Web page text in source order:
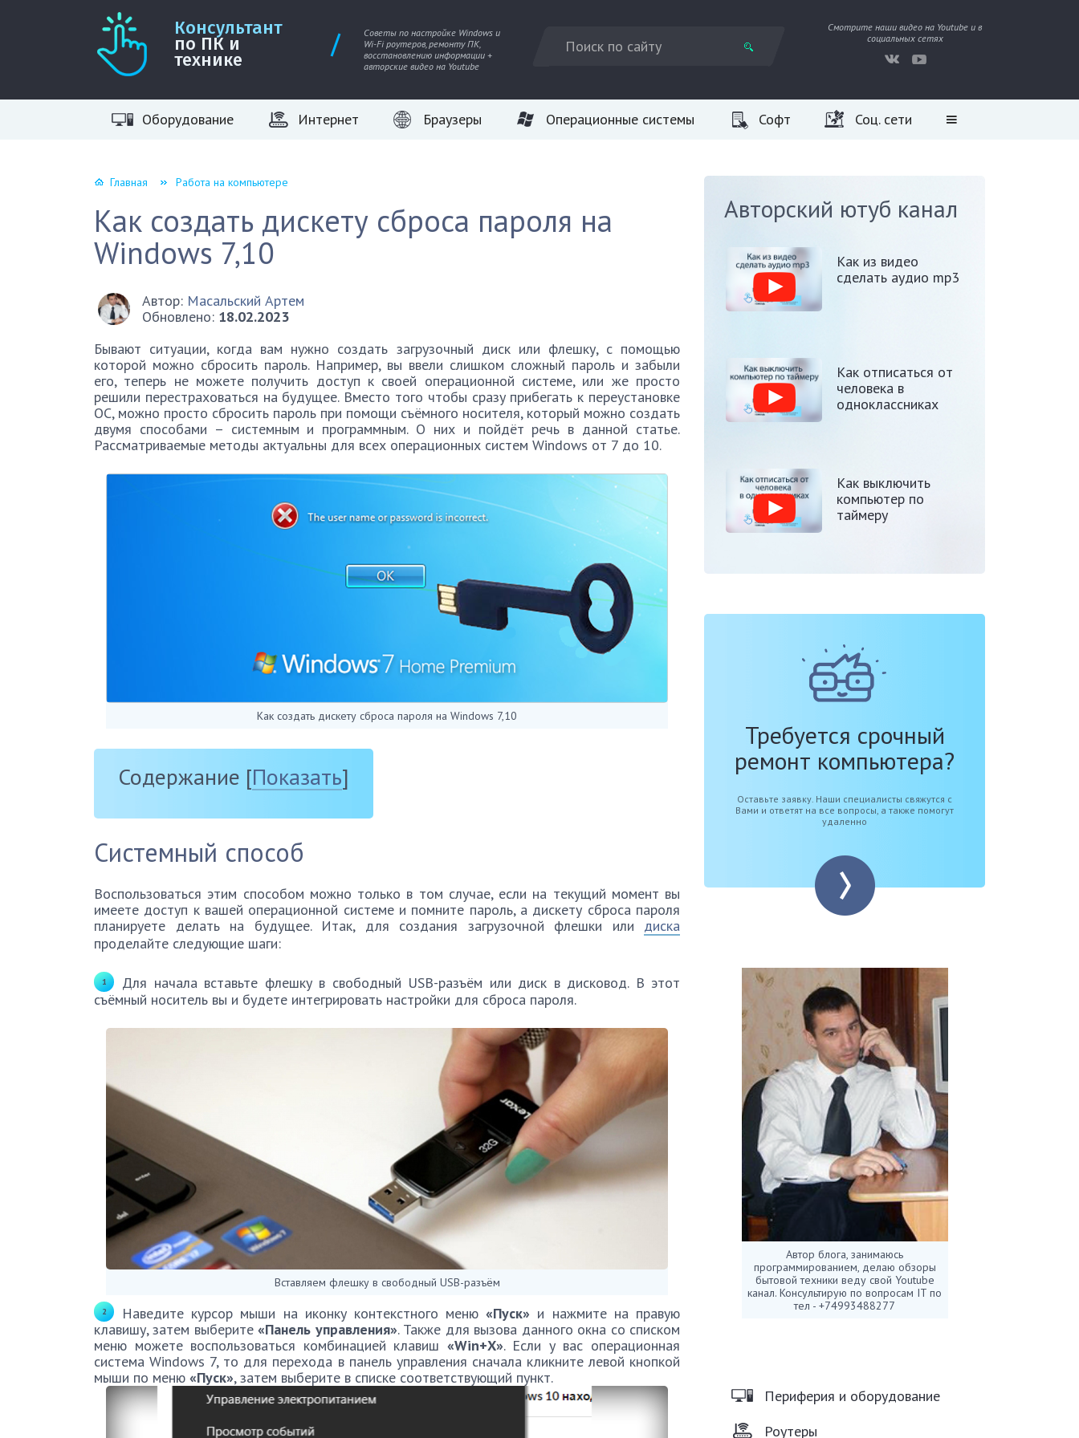
Консультант
по ПК и
технике
Советы по настройке Windows и
Wi-Fi роутеров, ремонту ПК,
восстановлению информации +
авторские видео на Youtube
Смотрите наши видео на Youtube и в
социальных сетях
Оборудование Интернет Браузеры Операционные системы Софт Соц. сети
Главная Работа на компьютере
Как создать дискету сброса пароля на
Windows 7,10
Автор: Масальский Артем
Обновлено: 18.02.2023
Бывают ситуации, когда вам нужно создать загрузочный диск или флешку, с помощью
которой можно сбросить пароль. Например, вы ввели слишком сложный пароль и забыли
его, теперь не можете получить доступ к своей операционной системе, или же просто
решили перестраховаться на будущее. Вместо того чтобы сразу прибегать к переустановке
ОС, можно просто сбросить пароль при помощи съёмного носителя, который можно создать
двумя способами – системным и программным. О них и пойдёт речь в данной статье.
Рассматриваемые методы актуальны для всех операционных систем Windows от 7 до 10.
Как создать дискету сброса пароля на Windows 7,10
Содержание [Показать]
Системный способ
Воспользоваться этим способом можно только в том случае, если на текущий момент вы
имеете доступ к вашей операционной системе и помните пароль, а дискету сброса пароля
планируете делать на будущее. Итак, для создания загрузочной флешки или диска
проделайте следующие шаги:
Для начала вставьте флешку в свободный USB-разъём или диск в дисковод. В этот
съёмный носитель вы и будете интегрировать настройки для сброса пароля.
Вставляем флешку в свободный USB-разъём
Наведите курсор мыши на иконку контекстного меню«Пуск» и нажмите на правую
клавишу, затем выберите«Панель управления». Также для вызова данного окна со списком
меню можете воспользоваться комбинацией клавиш «Win+X». Если у вас операционная
система Windows 7, то для перехода в панель управления сначала кликните левой кнопкой
мыши по меню «Пуск», затем выберите в списке соответствующий пункт.
Авторский ютуб канал
Как из видео
сделать аудио mp3
Как отписаться от
человека в
одноклассниках
Как выключить
компьютер по
таймеру
Требуется срочный
ремонт компьютера?
Оставьте заявку. Наши специалисты свяжутся с
Вами и ответят на все вопросы, а также помогут
удаленно
Автор блога, занимаюсь
программированием, делаю обзоры
бытовой техники веду свой Youtube
канал. Консультирую по вопросам IT по
тел - +74993488277
Периферия и оборудование
Роутеры